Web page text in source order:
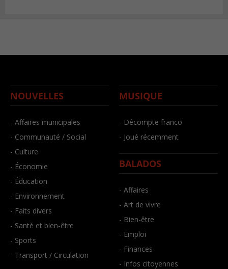
NOUVELLES
- Affaires municipales
- Communauté / Social
- Culture
- Économie
- Éducation
- Environnement
- Faits divers
- Santé et bien-être
- Sports
- Transport / Circulation
MUSIQUE
- Décompte franco
- Joué récemment
BALADOS
- Affaires
- Art de vivre
- Bien-être
- Emploi
- Finances
- Infos citoyennes